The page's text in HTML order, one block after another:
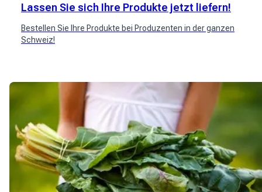
Lassen Sie sich Ihre Produkte jetzt liefern!
Bestellen Sie Ihre Produkte bei Produzenten in der ganzen
Schweiz!